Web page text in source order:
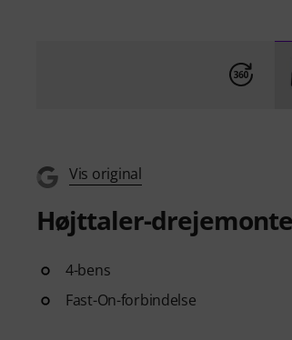
Vis original
Højttaler-
4-bens
Fast-On-forbindelse